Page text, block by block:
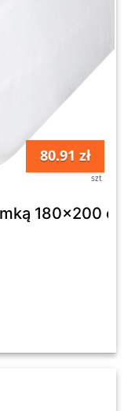
80.91 zł
szt
180x200 cm